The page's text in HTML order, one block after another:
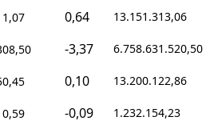
0,64 13.151.313,06
-3,37 6.758.631.520,50
0,10 13.200.122,86
-0,09 1.232.154,23